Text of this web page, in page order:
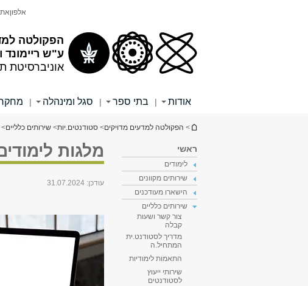
הפקולטה
ע"ש ריימונד
אוניברסיטת
אלפון
אודות | בתי ספר | סגל ומינהלה |
הינך נמצא כאן
> הפקולטה למדעים מדויקים> סטודנטים.יות> שירותים כלליים>
ראשי
לימודים
שירותים מקוונים
הישארו מעודכנים
שירותים כלליים
צור קשר ושעות
קבלה
מדריך לסטודנט.ית
המתחיל.ה
התאמות לימודיות
שירותי ייעוץ
לסטודנטים
מלגות
עודכן: 31.07.2024